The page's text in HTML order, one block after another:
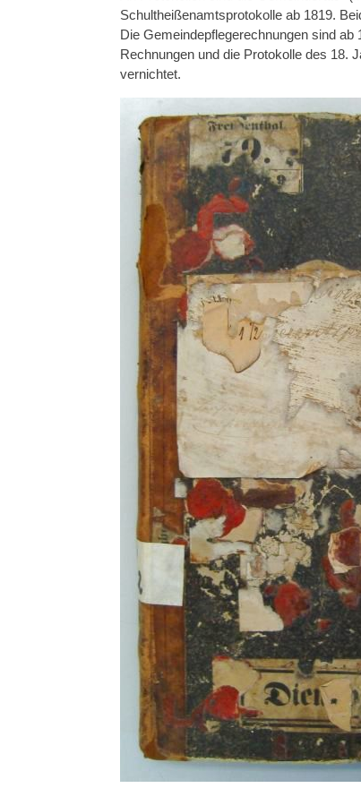
Schultheißenamtsprotokolle ab 1819.
Die Gemeindepflegerechnungen sind
Rechnungen und die Protokolle des 18.
vernichtet.